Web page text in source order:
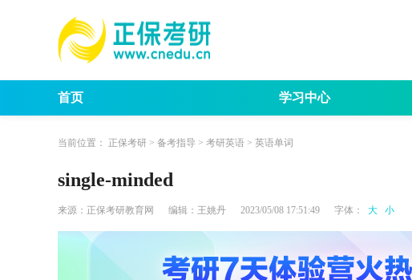
首页 学习中心
考试动态 考研报名
当前位置： 正保考研 > 备考指导 > 考研英语 > 英语单词
single-minded
来源： 正保考研教育网 编辑： 王姚丹 2023/05/08 17:51:49 字体： 大 小